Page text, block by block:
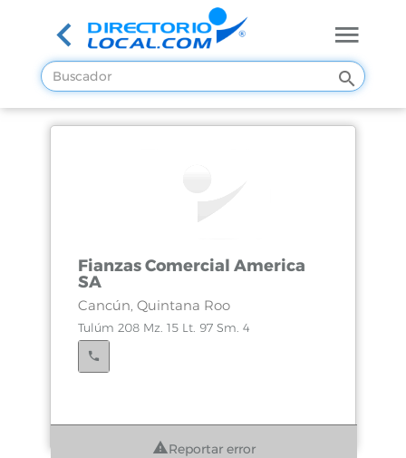
Fianzas Comercial America
SA
Cancún, Quintana Roo
Tulúm 208 Mz. 15 Lt. 97 Sm. 4
Reportar error